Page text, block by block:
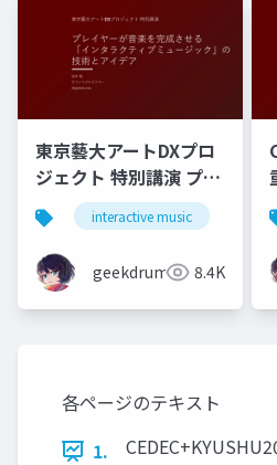
東京藝大アートDXプロ
ジェクト 特別講演 プレ
イヤーが音楽を完成さ
せる「インタラクティ
ブミュージック」の技
術とアイデア
interactive music
geekdrums 8.4K
各ページのテキスト
1.